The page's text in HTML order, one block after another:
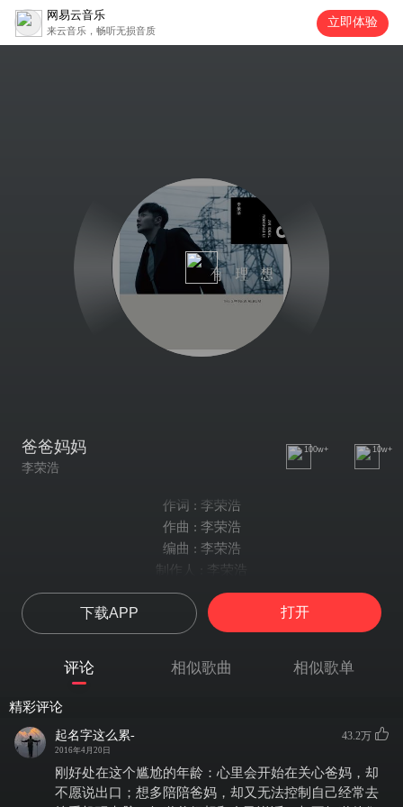
网易云音乐
来云音乐，畅听无损音质
立即体验
爸爸妈妈
李荣浩
100w+ 10w+
作词 : 李荣浩
作曲 : 李荣浩
编曲 : 李荣浩
制作人 : 李荣浩
我曾经很想知道
同样的话要说多少次才好
那些再三强调的老套
很少主动拥抱
穿的布料
我赠送的外套
下载APP 打开
评论 相似歌曲 相似歌单
精彩评论
起名字这么累-
2016年4月20日
43.2万
刚好处在这个尴尬的年龄：心里会开始在关心爸妈，却
不愿说出口；想多陪陪爸妈，却又无法控制自己经常去